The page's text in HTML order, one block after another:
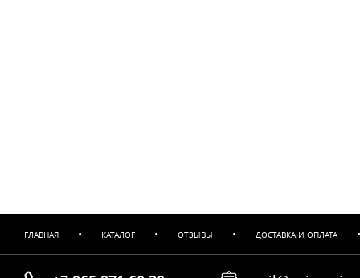
ГЛАВНАЯ • КАТАЛОГ • ОТЗЫВЫ • ДОСТАВКА И ОПЛАТА •